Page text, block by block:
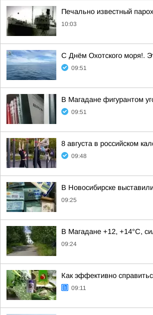
Печально известный
10:03
С Днём Охотского моря!.
09:51
В Магадане фигурантом
09:51
8 августа в российском
09:48
В Новосибирске
09:25
В Магадане +12, +14°C,
09:24
Как эффективно
09:11